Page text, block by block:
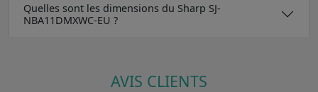
Quelles sont les dimensions du Sharp SJ-
NBA11DMXWC-EU ?
AVIS CLIENTS